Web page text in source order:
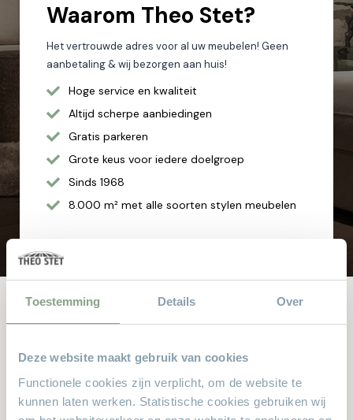
Toestemming Details Over
Deze website maakt gebruik van cookies
Functionele cookies zijn verplicht, om de website te
kunnen laten werken. Statistische cookies gebruiken wij
Waarom Theo Stet?
Het vertrouwde adres voor al uw meubelen! Geen
aanbetaling & wij bezorgen aan huis!
Hoge service en kwaliteit
Altijd scherpe aanbiedingen
Gratis parkeren
Grote keus voor iedere doelgroep
Sinds 1968
8.000 m² met alle soorten stylen meubelen
leuks voor u bij?